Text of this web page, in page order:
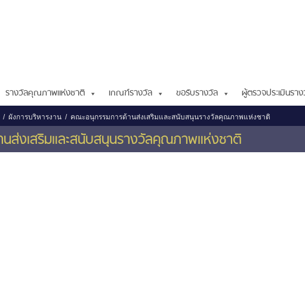
รางวัลคุณภาพแห่งชาติ เกณฑ์รางวัล ขอรับรางวัล ผู้ตรวจประเมินรา
ผังการบริหารงาน คณะอนุกรรมการด้านส่งเสริมและสนับสนุนรางวัลคุณภาพแห่งชาติ
ส่งเสริมและสนับสนุนรางวัลคุณภาพแห่งชาติ